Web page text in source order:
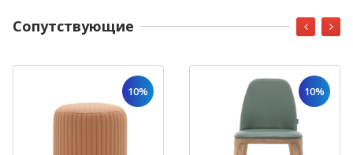
Cопутствующие
10% 10%